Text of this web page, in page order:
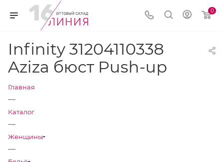
0
Infinity 31204110338
Aziza бюст Push-up
Главная
—
Каталог
—
Женщины
—